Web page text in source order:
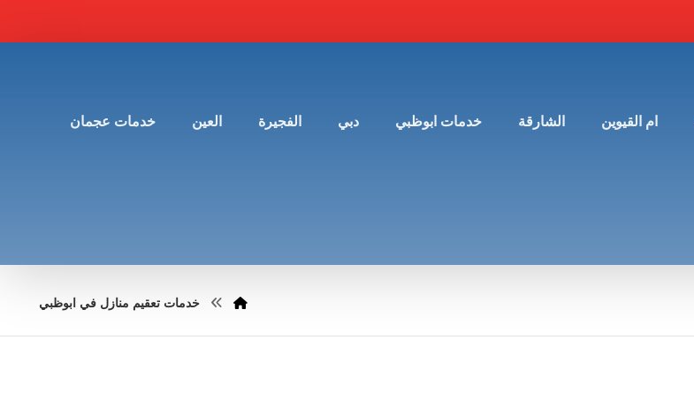
ام القيوين الشارقة خدمات ابوظبي دبي الفجيرة العين خدمات عجمان
خدمات تعقيم منازل في ابوظبي